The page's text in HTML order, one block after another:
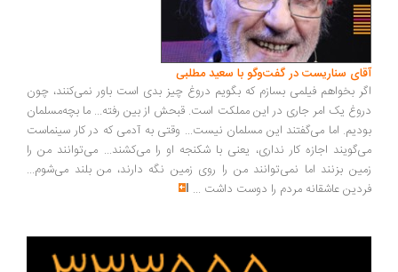
آقای سناریست در گفت‌وگو با سعید مطلبی
اگر بخواهم فیلمی بسازم که بگویم دروغ چیز بدی است باور نمی‌کنند، چون
دروغ یک امر جاری در این مملکت است. قبحش از بین رفته... ما بچه‌مسلمان
بودیم. اما می‌گفتند این مسلمان نیست... وقتی به آدمی که در کار سینماست
می‌گویند اجازه کار نداری، یعنی با شکنجه او را می‌کشند... می‌توانند من را
زمین بزنند اما نمی‌توانند من را روی زمین نگه دارند، من بلند می‌شوم...
فردین عاشقانه مردم را دوست داشت ...